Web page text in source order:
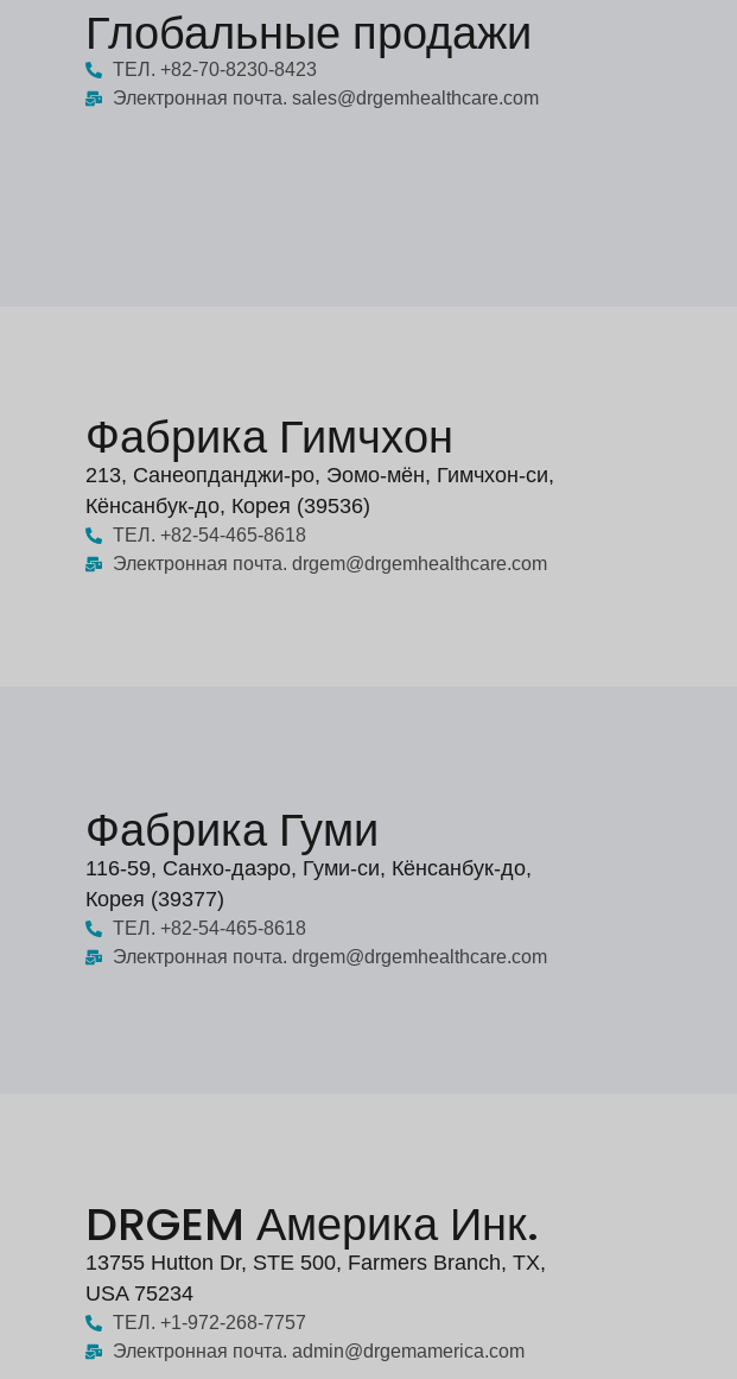
Глобальные продажи
ТЕЛ. +82-70-8230-8423
Электронная почта. sales@drgemhealthcare.com
Фабрика Гимчхон
213, Санеопданджи-ро, Эомо-мён, Гимчхон-си,
Кёнсанбук-до, Корея (39536)
ТЕЛ. +82-54-465-8618
Электронная почта. drgem@drgemhealthcare.com
Фабрика Гуми
116-59, Санхо-даэро, Гуми-си, Кёнсанбук-до,
Корея (39377)
ТЕЛ. +82-54-465-8618
Электронная почта. drgem@drgemhealthcare.com
DRGEM Америка Инк.
13755 Hutton Dr, STE 500, Farmers Branch, TX,
USA 75234
ТЕЛ. +1-972-268-7757
Электронная почта. admin@drgemamerica.com